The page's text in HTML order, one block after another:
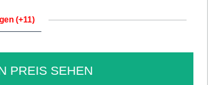
(+11)
PREIS SEHEN